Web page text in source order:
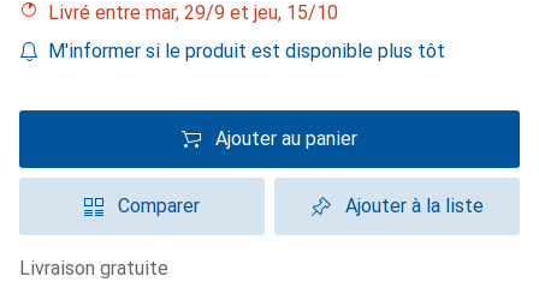
Livré entre mar, 29/9 et jeu, 15/10
M'informer si le produit est disponible plus tôt
Ajouter au panier
Comparer Ajouter à la liste
livraison gratuite